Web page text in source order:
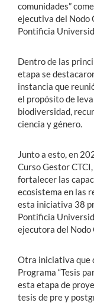
comunidades”
ejecutiva del Nodo
Pontificia
Dentro de las
etapa se
instancia que
el propósito de
biodiversidad,
ciencia y género.
Junto a esto, en
Curso Gestor
fortalecer las
ecosistema en las
esta iniciativa 38
Pontificia
ejecutora del Nodo
Otra iniciativa que
Programa “Tesis
esta etapa de
tesis de pre y